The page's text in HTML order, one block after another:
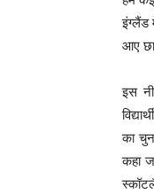
इंग्लैंड
आए
इस
का
कहा